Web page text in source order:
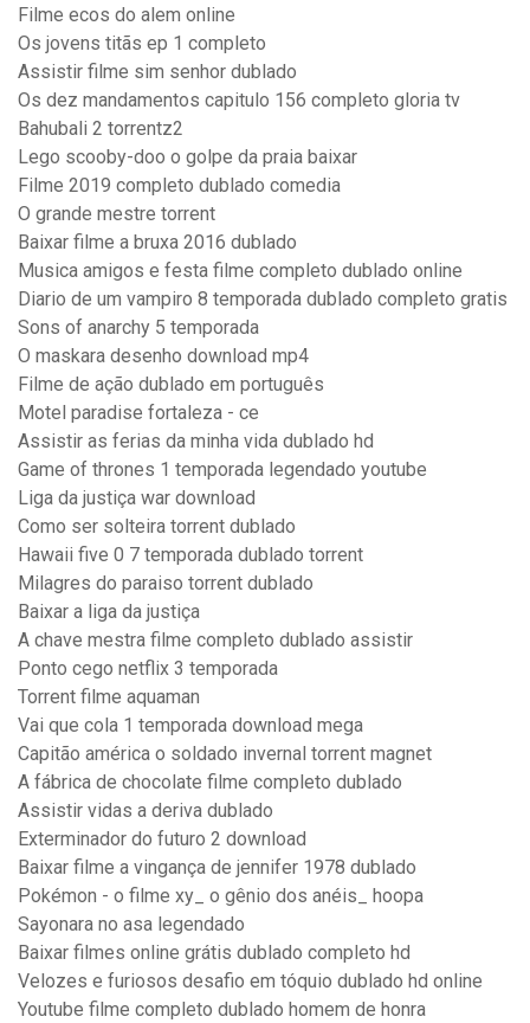
Filme ecos do alem online
Os jovens titãs ep 1 completo
Assistir filme sim senhor dublado
Os dez mandamentos capitulo 156 completo gloria tv
Bahubali 2 torrentz2
Lego scooby-doo o golpe da praia baixar
Filme 2019 completo dublado comedia
O grande mestre torrent
Baixar filme a bruxa 2016 dublado
Musica amigos e festa filme completo dublado online
Diario de um vampiro 8 temporada dublado completo gratis
Sons of anarchy 5 temporada
O maskara desenho download mp4
Filme de ação dublado em português
Motel paradise fortaleza - ce
Assistir as ferias da minha vida dublado hd
Game of thrones 1 temporada legendado youtube
Liga da justiça war download
Como ser solteira torrent dublado
Hawaii five 0 7 temporada dublado torrent
Milagres do paraiso torrent dublado
Baixar a liga da justiça
A chave mestra filme completo dublado assistir
Ponto cego netflix 3 temporada
Torrent filme aquaman
Vai que cola 1 temporada download mega
Capitão américa o soldado invernal torrent magnet
A fábrica de chocolate filme completo dublado
Assistir vidas a deriva dublado
Exterminador do futuro 2 download
Baixar filme a vingança de jennifer 1978 dublado
Pokémon - o filme xy_ o gênio dos anéis_ hoopa
Sayonara no asa legendado
Baixar filmes online grátis dublado completo hd
Velozes e furiosos desafio em tóquio dublado hd online
Youtube filme completo dublado homem de honra